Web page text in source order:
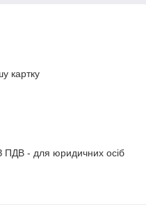
картку
ПДВ - для юридичних осіб